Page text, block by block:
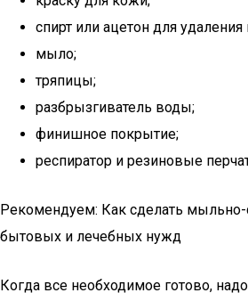
спирт или ацетон для удаления
мыло;
тряпицы;
разбрызгиватель воды;
финишное покрытие;
респиратор и резиновые
Рекомендуем: Как сделать
бытовых и лечебных нужд
Когда все необходимое готово,